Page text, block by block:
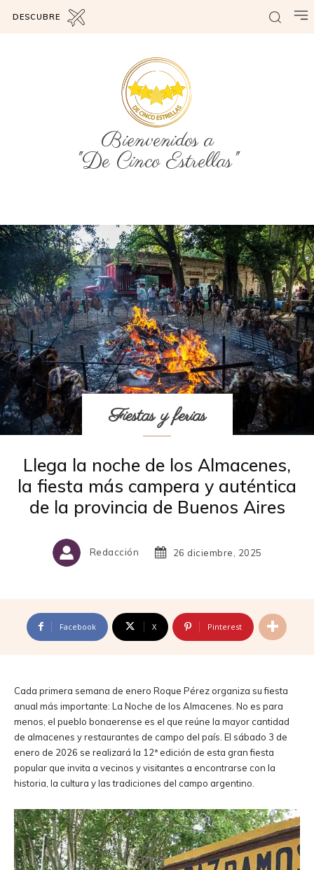
DESCUBRE
Bienvenidos a
"De Cinco Estrellas"
Fiestas y ferias
Llega la noche de los Almacenes,
la fiesta más campera y auténtica
de la provincia de Buenos Aires
Redacción 26 diciembre, 2025
Facebook X Pinterest
Cada primera semana de enero Roque Pérez organiza su fiesta
anual más importante: La Noche de los Almacenes. No es para
menos, el pueblo bonaerense es el que reúne la mayor cantidad
de almacenes y restaurantes de campo del país. El sábado 3 de
enero de 2026 se realizará la 12ª edición de esta gran fiesta
popular que invita a vecinos y visitantes a encontrarse con la
historia, la cultura y las tradiciones del campo argentino.